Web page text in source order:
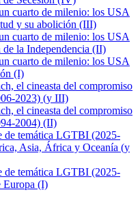
cuarto de milenio: los USA
y su abolición (III)
cuarto de milenio: los USA
la Independencia (II)
cuarto de milenio: los USA
(I)
el cineasta del compromiso
2023) (y III)
el cineasta del compromiso
2004) (II)
de temática LGTBI (2025-
Asia, África y Oceanía (y
de temática LGTBI (2025-
Europa (I)